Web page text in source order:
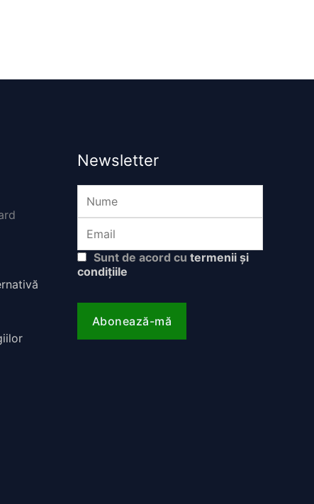
Newsletter
Sunt de acord cu termenii și
condițiile